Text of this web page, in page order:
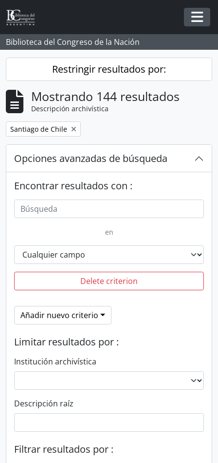
Skip to main content
Biblioteca del Congreso de la Nación
Restringir resultados por:
Mostrando 144 resultados
Descripción archivística
Remove filter:
Santiago de Chile
Opciones avanzadas de búsqueda
Encontrar resultados con :
en
Delete criterion
Añadir nuevo criterio
Limitar resultados por :
Institución archivística
Descripción raíz
Filtrar resultados por :